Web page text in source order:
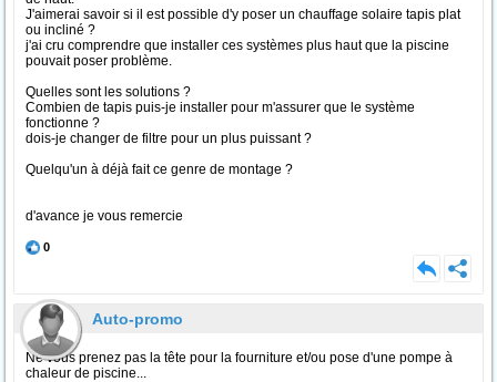
J'aimerai savoir si il est possible d'y poser un chauffage solaire tapis plat
ou incliné ?
j'ai cru comprendre que installer ces systèmes plus haut que la piscine
pouvait poser problème.
Quelles sont les solutions ?
Combien de tapis puis-je installer pour m'assurer que le système
fonctionne ?
dois-je changer de filtre pour un plus puissant ?
Quelqu'un à déjà fait ce genre de montage ?
d'avance je vous remercie
0
Auto-promo
Ne vous prenez pas la tête pour la fourniture et/ou pose d'une pompe à
chaleur de piscine...